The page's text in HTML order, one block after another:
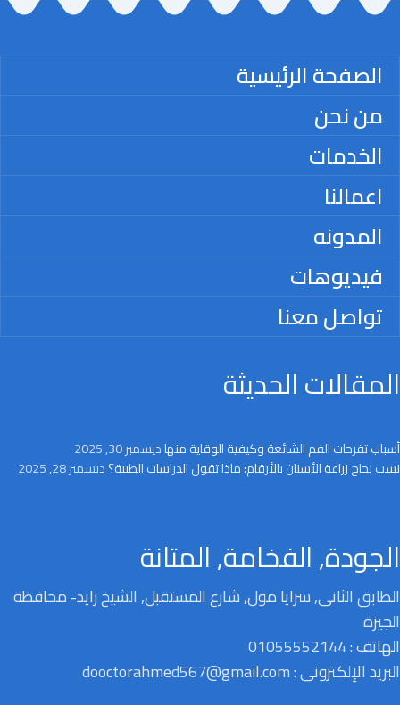
الصفحة الرئيسية
من نحن
الخدمات
اعمالنا
المدونه
فيديوهات
تواصل معنا
المقالات الحديثة
أسباب تقرحات الفم الشائعة وكيفية الوقاية منهاديسمبر 30, 2025
نسب نجاح زراعة الأسنان بالأرقام: ماذا تقول الدراسات الطبية؟ديسمبر 28, 2025
الجودة, الفخامة, المتانة
الطابق الثانى, سرايا مول, شارع المستقبل, الشيخ زايد- محافظة
الجيزة
الهاتف : 01055552144
البريد الإلكترونى : dooctorahmed567@gmail.com